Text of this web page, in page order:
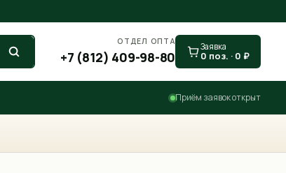
ОТДЕЛ ОПТА
+7 (812) 409-98-80
Заявка
0 поз. · 0 ₽
Приём заявок открыт